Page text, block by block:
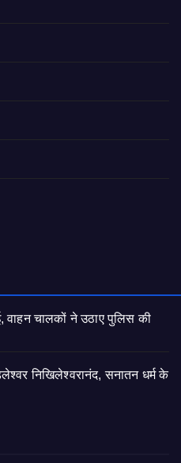
वाहन चालकों ने उठाए पुलिस की
निखिलेश्वरानंद, सनातन धर्म के